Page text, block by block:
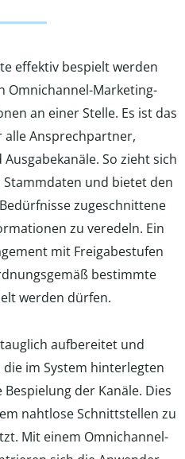
effektiv bespielt werden
Omnichannel-Marketing-
an einer Stelle. Es ist das
Ansprechpartner,
So zieht sich
und bietet den
zugeschnittene
zu veredeln. Ein
mit Freigabestufen
bestimmte
werden dürfen.
aufbereitet und
im System hinterlegten
der Kanäle. Dies
nahtlose Schnittstellen zu
Mit einem Omnichannel-